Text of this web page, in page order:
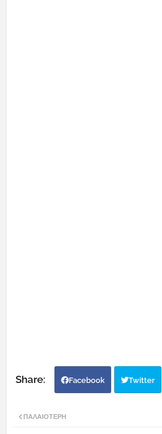
Facebook Twitter
ΠΑΛΑΙΌΤΕΡΗ